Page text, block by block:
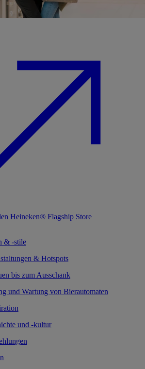
Heineken® Flagship Store
& -stile
& Hotspots
bis zum Ausschank
und Wartung von Bierautomaten
und -kultur